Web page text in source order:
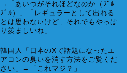
→「あいつがそれほどなのか（ﾌﾞﾙ
ﾌﾞﾙ）」「レギュラーとして出れる
とは思わないけど、それでもやっぱ
り羨ましいね」
韓国人「日本のXで話題になったエ
アコンの臭いを消す方法をご覧くだ
さい」→「これマジ？」